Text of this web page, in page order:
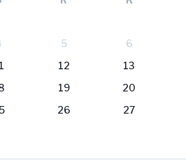
5 6
12 13
19 20
26 27